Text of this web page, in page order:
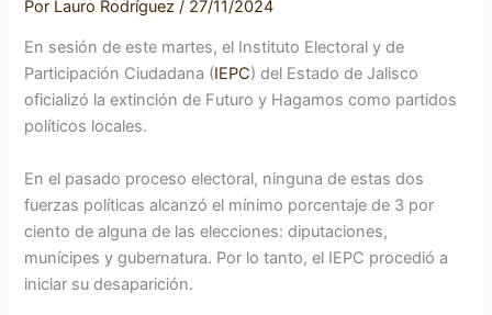
Por Lauro Rodríguez/ 27/11/2024
En sesión de este martes, el Instituto Electoral y de
Participación Ciudadana (IEPC) del Estado de Jalisco
oficializó la extinción de Futuro y Hagamos como partidos
políticos locales.
En el pasado proceso electoral, ninguna de estas dos
fuerzas políticas alcanzó el mínimo porcentaje de 3 por
ciento de alguna de las elecciones: diputaciones,
munícipes y gubernatura. Por lo tanto, el IEPC procedió a
iniciar su desaparición.